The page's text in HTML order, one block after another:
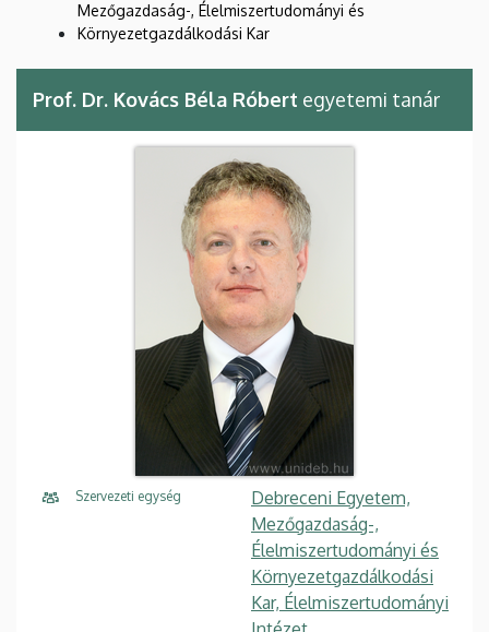
Mezőgazdaság-, Élelmiszertudományi és
Környezetgazdálkodási Kar
Prof. Dr. Kovács Béla Róbert egyetemi tanár
Szervezeti egység
Debreceni Egyetem,
Mezőgazdaság-,
Élelmiszertudományi és
Környezetgazdálkodási
Kar, Élelmiszertudományi